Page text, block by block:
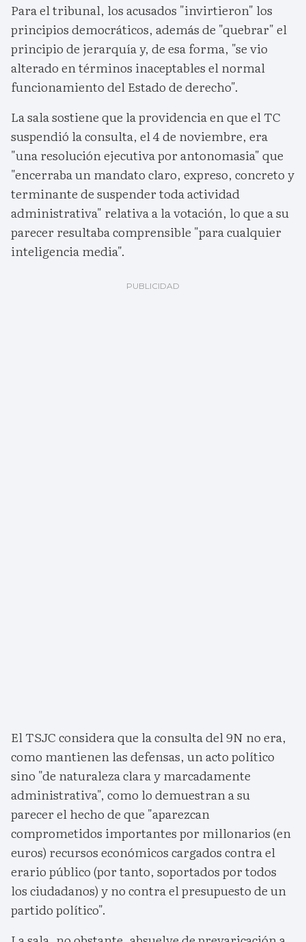
Para el tribunal, los acusados "invirtieron" los
principios democráticos, además de "quebrar" el
principio de jerarquía y, de esa forma, "se vio
alterado en términos inaceptables el normal
funcionamiento del Estado de derecho".
La sala sostiene que la providencia en que el TC
suspendió la consulta, el 4 de noviembre, era
"una resolución ejecutiva por antonomasia" que
"encerraba un mandato claro, expreso, concreto y
terminante de suspender toda actividad
administrativa" relativa a la votación, lo que a su
parecer resultaba comprensible "para cualquier
inteligencia media".
El TSJC considera que la consulta del 9N no era,
como mantienen las defensas, un acto político
sino "de naturaleza clara y marcadamente
administrativa", como lo demuestran a su
parecer el hecho de que "aparezcan
comprometidos importantes por millonarios (en
euros) recursos económicos cargados contra el
erario público (por tanto, soportados por todos
los ciudadanos) y no contra el presupuesto de un
partido político".